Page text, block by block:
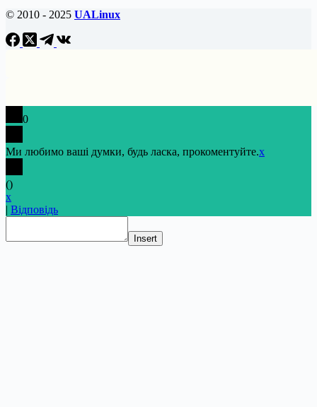
© 2010 - 2025 UALinux
0
Ми любимо ваші думки, будь ласка, прокоментуйте.x
()
x
| Відповідь
Insert